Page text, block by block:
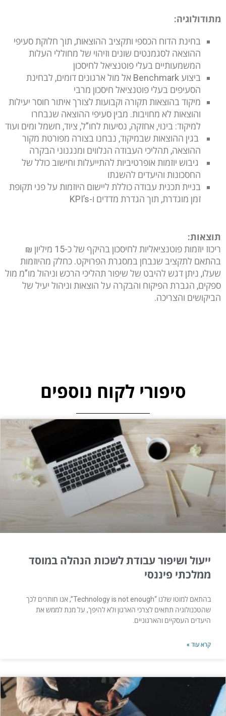
מתודולוגיה:
בחינת הדוח הכספי ותקציב ההוצאות, תוך חלוקת סעיפי
ההוצאה לסגמנטים שונים וזיהוי של מחוללי העלות
המשמעותיים בעלי פוטנציאל לחיסכון
ביצוע Benchmark אל מול ארגונים דומים, לבחינת
הסעיפים בעלי פוטנציאל חיסכון מרבי
מיקוד בהוצאות תקורה וקבועות לצורך איתור חוסר יעילות
והוצאות לא מחויבות. מבין סעיפי ההוצאה שנבחרו
למיקוד: בינוי, אחזקה, נסיעות לחו”ל, ציוד, חשמל ומים ועוד
בגין ההוצאות שבמיקוד, נבחנו בצורה מפורטת מקור
ההוצאה, תהליכי העבודה הנלווים ומנגנוני הבקרה
גיבוש יוזמות אופרטיביות להתייעלות וחישוב כולל של
החסכונות והיעדים להשגתו
בניית תכנית עבודה כוללת ליישום היוזמות על פני תקופת
זמן מוגדרת, תוך הגדרת מדדים ו-KPI’s
תוצאות:
ריכוז יוזמות פוטנציאליות לחיסכון בהיקף של כ-15 מיליון ₪
בהתאם לתקציב שנבחן במסגרת הפרויקט. כחלק מהיוזמות
שעלו, ניתן דגש להיבט של שיפור תהליכי הרכש וניהול מו”מ מול
ספקים, הגברת הפיקוח והבקרה על הוצאות וניהול יעיל של
הביקושים והצריכה.
סיפורי לקוח נוספים
ייעול ושיפור עבודת לשכות הנהלה במוסד
ממלכתי פיננסי
בהתאם למוטו שלנו “Technology is not enough”, אנו חותרים לכך
שהטכנולוגיה תתאים לצרכי הארגון ולא להיפך, על מנת לממש את
היעדים העסקיים והארגוניים.
קרא עוד »